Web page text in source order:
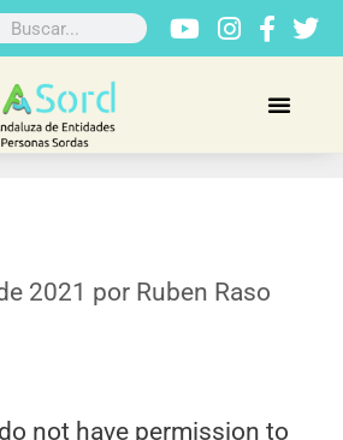
2021 por Ruben Raso
not have permission to